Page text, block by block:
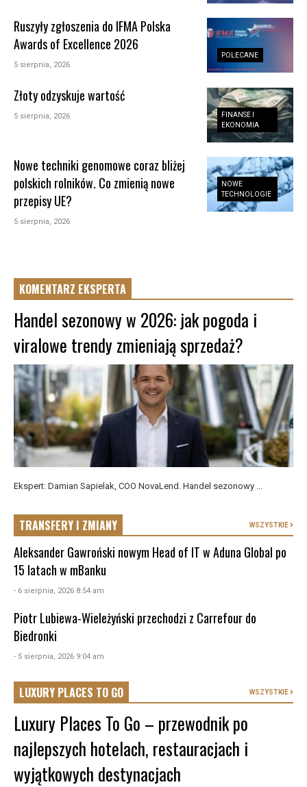
POLECANE
Ruszyły zgłoszenia do IFMA Polska
Awards of Excellence 2026
5 sierpnia, 2026
FINANSE I
EKONOMIA
Złoty odzyskuje wartość
5 sierpnia, 2026
NOWE
TECHNOLOGIE
Nowe techniki genomowe coraz bliżej
polskich rolników. Co zmienią nowe
przepisy UE?
5 sierpnia, 2026
KOMENTARZ EKSPERTA
Handel sezonowy w 2026: jak pogoda i
viralowe trendy zmieniają sprzedaż?
Ekspert: Damian Sapielak, COO NovaLend. Handel sezonowy ...
TRANSFERY I ZMIANY WSZYSTKIE
Aleksander Gawroński nowym Head of IT w Aduna Global po
15 latach w mBanku
- 6 sierpnia, 2026 8:54 am
Piotr Lubiewa-Wieleżyński przechodzi z Carrefour do
Biedronki
- 5 sierpnia, 2026 9:04 am
LUXURY PLACES TO GO WSZYSTKIE
Luxury Places To Go – przewodnik po
najlepszych hotelach, restauracjach i
wyjątkowych destynacjach